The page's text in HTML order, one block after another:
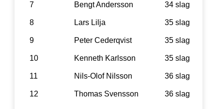
7 Bengt Andersson 34 slag
8 Lars Lilja 35 slag
9 Peter Cederqvist 35 slag
10 Kenneth Karlsson 35 slag
11 Nils-Olof Nilsson 36 slag
12 Thomas Svensson 36 slag